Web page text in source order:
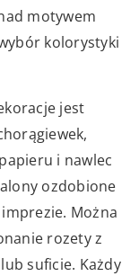
motywem
kolorystyki
jest
i nawlec
ozdobione
Można
rozety z
suficie. Każdy